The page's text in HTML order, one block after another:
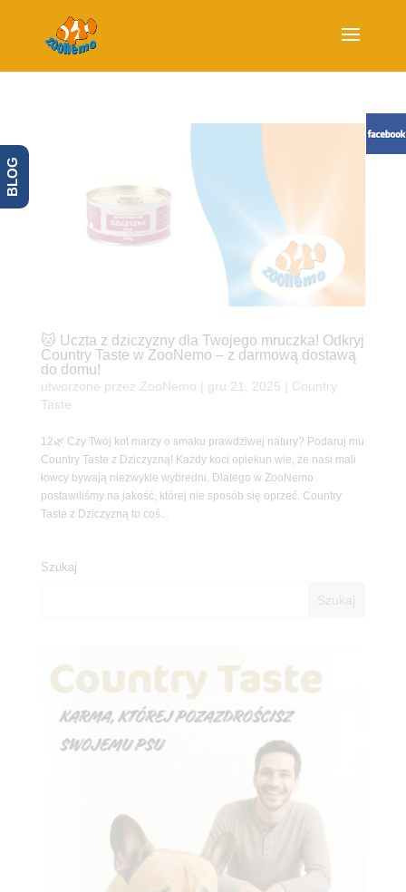
🐱 Uczta z dziczyzny dla Twojego mruczka! Odkryj
Country Taste w ZooNemo – z darmową dostawą
do domu!
utworzone przez ZooNemo gru 21, 2025
Country
Taste
12🌿 Czy Twój kot marzy o smaku prawdziwej natury? Podaruj mu
Country Taste z Dziczyzną! Każdy koci opiekun wie, że nasi mali
łowcy bywają niezwykle wybredni. Dlatego w ZooNemo
postawiliśmy na jakość, której nie sposób się oprzeć. Country
Taste z Dziczyzną to coś...
Szukaj
BLOG